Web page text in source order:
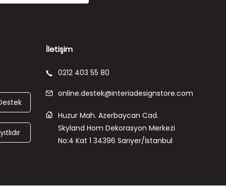
İletişim
0212 403 55 80
online.destek@interiadesignstore.com
Huzur Mah. Azerbaycan Cad.
Skyland Hom Dekorasyon Merkezi
No:4 Kat 1 34396 Sarıyer/İstanbul